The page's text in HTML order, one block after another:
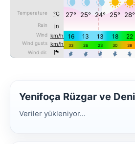
Yenifoça Rüzgar ve
Veriler yükleniyor...